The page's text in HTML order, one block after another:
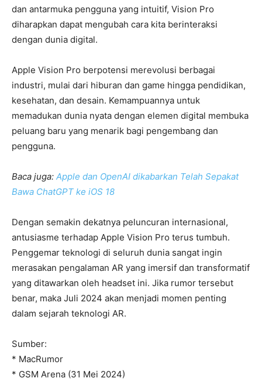
dan antarmuka pengguna yang intuitif, Vision Pro
diharapkan dapat mengubah cara kita berinteraksi
dengan dunia digital.
Apple Vision Pro berpotensi merevolusi berbagai
industri, mulai dari hiburan dan game hingga pendidikan,
kesehatan, dan desain. Kemampuannya untuk
memadukan dunia nyata dengan elemen digital membuka
peluang baru yang menarik bagi pengembang dan
pengguna.
Baca juga: Apple dan OpenAI dikabarkan Telah Sepakat
Bawa ChatGPT ke iOS 18
Dengan semakin dekatnya peluncuran internasional,
antusiasme terhadap Apple Vision Pro terus tumbuh.
Penggemar teknologi di seluruh dunia sangat ingin
merasakan pengalaman AR yang imersif dan transformatif
yang ditawarkan oleh headset ini. Jika rumor tersebut
benar, maka Juli 2024 akan menjadi momen penting
dalam sejarah teknologi AR.
Sumber:
* MacRumor
* GSM Arena (31 Mei 2024)